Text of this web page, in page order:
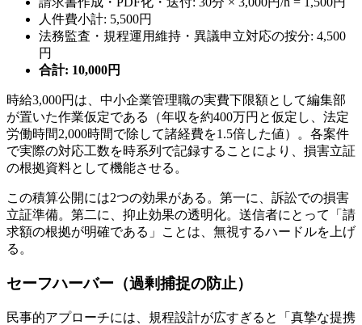
人件費小計: 5,500円
法務監査・規程運用維持・異議申立対応の按分: 4,500
円
合計: 10,000円
時給3,000円は、中小企業管理職の実費下限額として編集部
が置いた作業仮定である（年収を約400万円と仮定し、法定
労働時間2,000時間で除して諸経費を1.5倍した値）。各案件
で実際の対応工数を時系列で記録することにより、損害立証
の根拠資料として機能させる。
この積算公開には2つの効果がある。第一に、訴訟での損害
立証準備。第二に、抑止効果の透明化。送信者にとって「請
求額の根拠が明確である」ことは、無視するハードルを上げ
る。
セーフハーバー（過剰捕捉の防止）
民事的アプローチには、規程設計が広すぎると「真摯な提携